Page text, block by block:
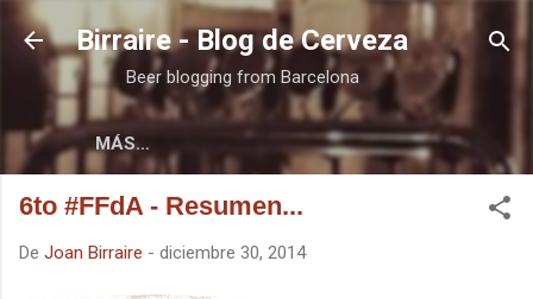
Ir al contenido principal
Birraire - Blog de Cerveza
Beer blogging from Barcelona
MÁS…
6to #FFdA - Resumen...
De Joan Birraire - diciembre 30, 2014